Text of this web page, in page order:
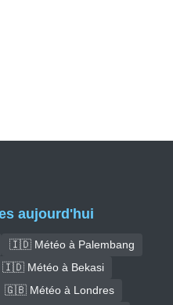
aujourd'hui
🇮🇩 Météo à Palembang
🇮🇩 Météo à Bekasi
🇬🇧 Météo à Londres